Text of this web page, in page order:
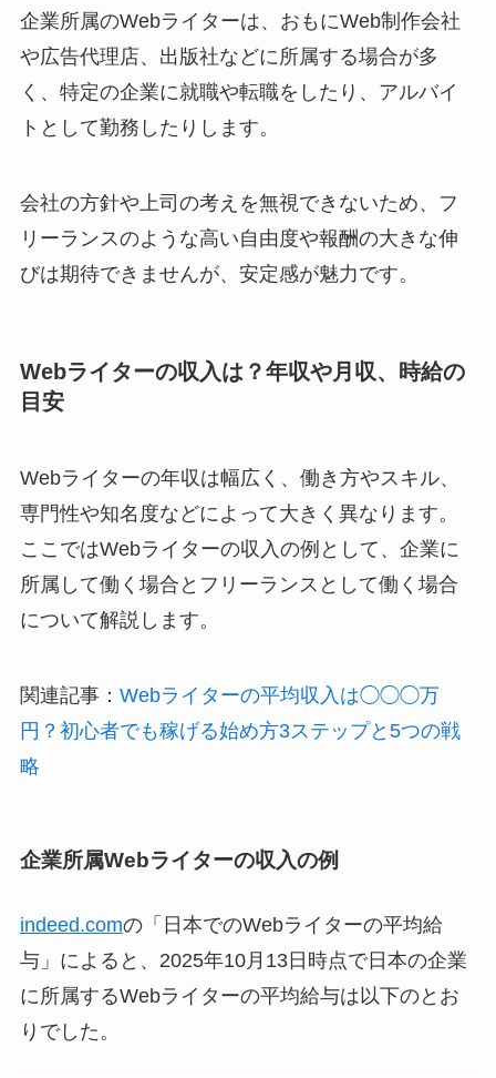
企業所属のWebライターは、おもにWeb制作会社
や広告代理店、出版社などに所属する場合が多
く、特定の企業に就職や転職をしたり、アルバイ
トとして勤務したりします。
会社の方針や上司の考えを無視できないため、フ
リーランスのような高い自由度や報酬の大きな伸
びは期待できませんが、安定感が魅力です。
Webライターの収入は？年収や月収、時給の
目安
Webライターの年収は幅広く、働き方やスキル、
専門性や知名度などによって大きく異なります。
ここではWebライターの収入の例として、企業に
所属して働く場合とフリーランスとして働く場合
について解説します。
関連記事： Webライターの平均収入は◯◯◯万
円？初心者でも稼げる始め方3ステップと5つの戦
略
企業所属Webライターの収入の例
indeed.comの「日本でのWebライターの平均給
与」によると、2025年10月13日時点で日本の企業
に所属するWebライターの平均給与は以下のとお
りでした。